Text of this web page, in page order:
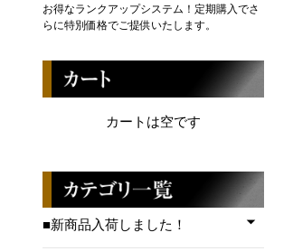
お得なランクアップシステム！定期購入でさ
らに特別価格でご提供いたします。
カートは空です
■新商品入荷しました！